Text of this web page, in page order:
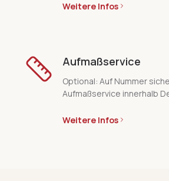
Weitere Infos
Aufmaßservice
Optional: Auf Nummer
Aufmaßservice innerhalb
Weitere Infos